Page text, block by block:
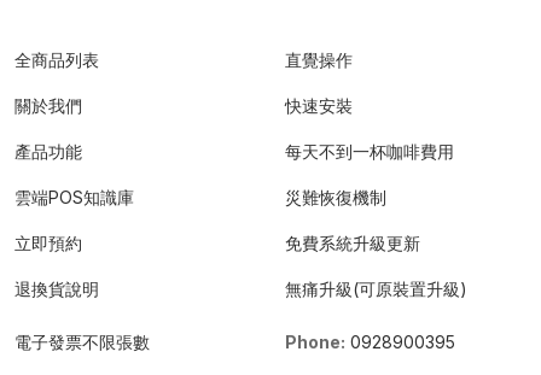
全商品列表
關於我們
產品功能
雲端POS知識庫
立即預約
退換貨說明
直覺操作
快速安裝
每天不到一杯咖啡費用
災難恢復機制
免費系統升級更新
無痛升級(可原裝置升級)
電子發票不限張數 Phone: 0928900395